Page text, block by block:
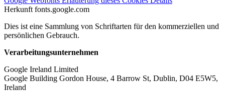
Herkunft fonts.google.com
Dies ist eine Sammlung von Schriftarten für den kommerziellen und
persönlichen Gebrauch.
Verarbeitungsunternehmen
Google Ireland Limited
Google Building Gordon House, 4 Barrow St, Dublin, D04 E5W5,
Ireland